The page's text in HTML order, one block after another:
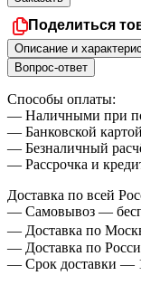
Поделиться
Описание и
Вопрос-ответ
Способы оплаты:
— Наличными при
— Банковской
— Безналичный
— Рассрочка и
Доставка по всей
— Самовывоз —
— Доставка по
— Доставка по
— Срок доставки —